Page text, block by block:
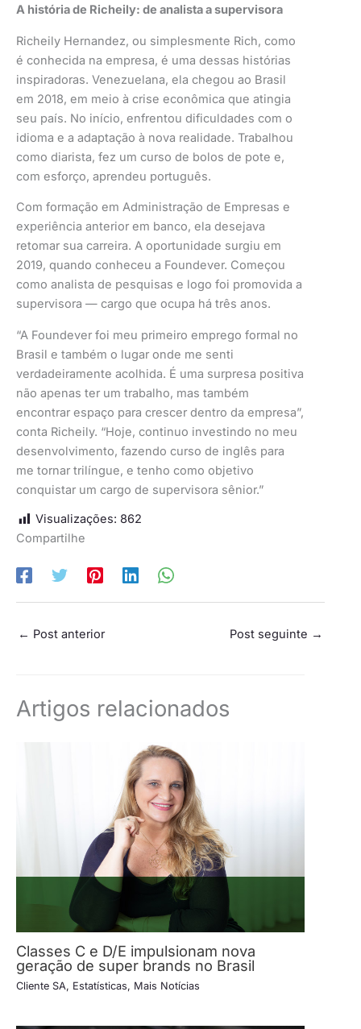
A história de Richeily: de analista a supervisora
Richeily Hernandez, ou simplesmente Rich, como
é conhecida na empresa, é uma dessas histórias
inspiradoras. Venezuelana, ela chegou ao Brasil
em 2018, em meio à crise econômica que atingia
seu país. No início, enfrentou dificuldades com o
idioma e a adaptação à nova realidade. Trabalhou
como diarista, fez um curso de bolos de pote e,
com esforço, aprendeu português.
Com formação em Administração de Empresas e
experiência anterior em banco, ela desejava
retomar sua carreira. A oportunidade surgiu em
2019, quando conheceu a Foundever. Começou
como analista de pesquisas e logo foi promovida a
supervisora — cargo que ocupa há três anos.
“A Foundever foi meu primeiro emprego formal no
Brasil e também o lugar onde me senti
verdadeiramente acolhida. É uma surpresa positiva
não apenas ter um trabalho, mas também
encontrar espaço para crescer dentro da empresa”,
conta Richeily. “Hoje, continuo investindo no meu
desenvolvimento, fazendo curso de inglês para
me tornar trilíngue, e tenho como objetivo
conquistar um cargo de supervisora sênior.”
Visualizações: 862
Compartilhe
← Post anterior Post seguinte →
Artigos relacionados
Classes C e D/E impulsionam nova
geração de super brands no Brasil
Cliente SA, Estatísticas, Mais Notícias